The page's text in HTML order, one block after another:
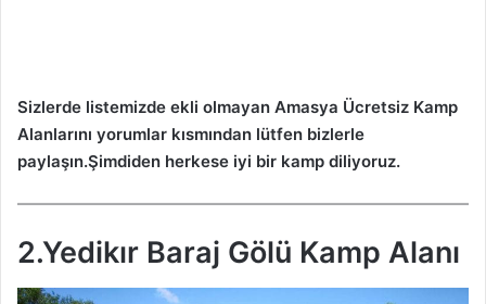
Sizlerde listemizde ekli olmayan Amasya Ücretsiz Kamp
Alanlarını yorumlar kısmından lütfen bizlerle
paylaşın.Şimdiden herkese iyi bir kamp diliyoruz.
2.Yedikır Baraj Gölü Kamp Alanı